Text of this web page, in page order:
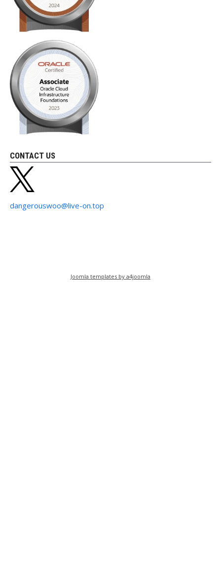
CONTACT US
dangerouswoo@live-on.top
Joomla templates by a4joomla